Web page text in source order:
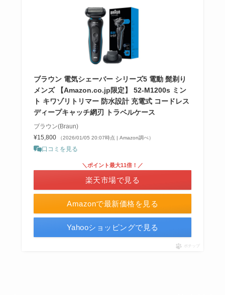
ブラウン 電気シェーバー シリーズ5 電動 髭剃り
メンズ 【Amazon.co.jp限定】 52-M1200s ミン
ト キワゾリトリマー 防水設計 充電式 コードレス
ディープキャッチ網刃 トラベルケース
ブラウン(Braun)
¥15,800
（2026/01/05 20:07時点 | Amazon調べ）
口コミを見る
Amazonで最新価格を見る
＼ポイント最大11倍！／
楽天市場で見る
Yahooショッピングで見る
ポチップ